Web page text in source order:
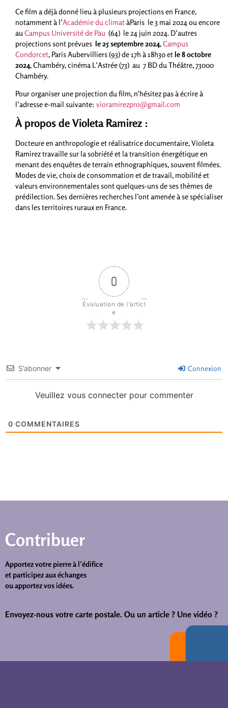
Ce film a déjà donné lieu à plusieurs projections en France,
notamment à l’Académie du climatàParis le 3 mai 2024 ou encore
au Campus Université de Pau (64) le 24 juin 2024. D’autres
projections sont prévues le 25 septembre 2024,Campus
Condorcet, Paris Aubervilliers (93) de 17h à 18h30 et le 8 octobre
2024, Chambéry, cinéma L’Astrée (73) au 7 BD du Théâtre, 73000
Chambéry.
Pour organiser une projection du film, n’hésitez pas à écrire à
l’adresse e-mail suivante: vioramirezpro@gmail.com
À propos de Violeta Ramirez :
Docteure en anthropologie et réalisatrice documentaire, Violeta
Ramirez travaille sur la sobriété et la transition énergétique en
menant des enquêtes de terrain ethnographiques, souvent filmées.
Modes de vie, choix de consommation et de travail, mobilité et
valeurs environnementales sont quelques-uns de ses thèmes de
prédilection. Ses dernières recherches l’ont amenée à se spécialiser
dans les territoires ruraux en France.
0
Évaluation de l'articl
e
S’abonner Connexion
Veuillez vous connecter pour commenter
0 COMMENTAIRES
Contribuer
Apportez votre pierre à l’édifice
et participez aux échanges
ou apportez vos idées.
Envoyez-nous votre carte postale. Ou un article ? Une vidéo ?